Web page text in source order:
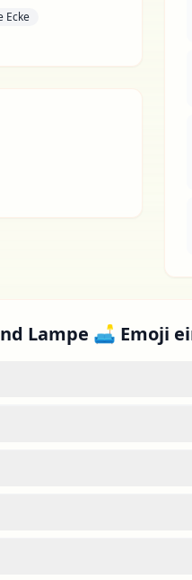
Ecke
Lampe 🛋 Emoji